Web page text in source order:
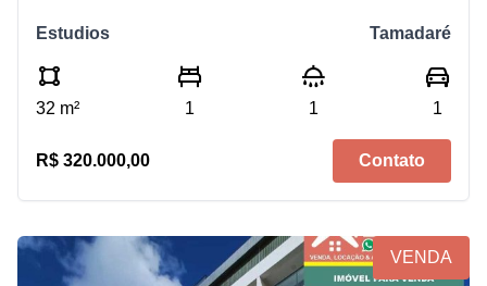
Estudios Tamadaré
32 m² 1 1 1
R$ 320.000,00 Contato
VENDA